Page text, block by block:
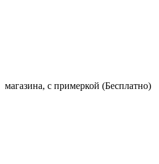
магазина, с примеркой (Бесплатно)